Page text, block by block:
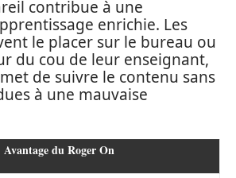
contribue à une
enrichie. Les
le placer sur le bureau ou
du cou de leur enseignant,
de suivre le contenu sans
à une mauvaise
Avantage du Roger On